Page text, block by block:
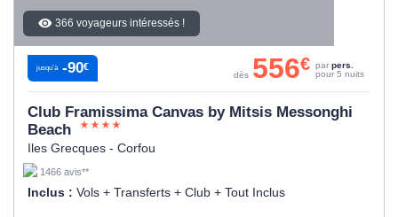
366 voyageurs intéressés !
Club Framissima Canvas by Mitsis Messonghi
Beach
Iles Grecques - Corfou
1466 avis**
Inclus : Vols + Transferts + Club + Tout Inclus
jusqu’à -90€
dès 556€ par pers.
pour 5 nuits